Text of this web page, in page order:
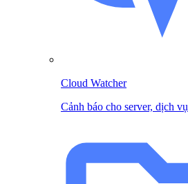
Cloud Watcher
Cảnh báo cho server, dịch vụ